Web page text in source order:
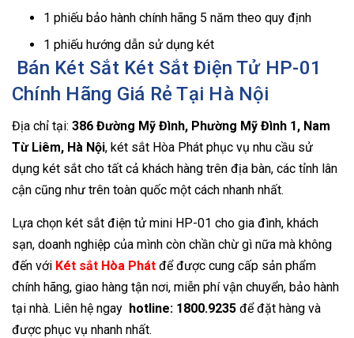
1 phiếu bảo hành chính hãng 5 năm theo quy định
1 phiếu hướng dẫn sử dụng két
Bán Két Sắt Két Sắt Điện Tử HP-01
Chính Hãng Giá Rẻ Tại Hà Nội
Địa chỉ tại: 386 Đường Mỹ Đình, Phường Mỹ Đình 1, Nam
Từ Liêm, Hà Nội, két sắt Hòa Phát phục vụ nhu cầu sử
dụng két sắt cho tất cả khách hàng trên địa bàn, các tỉnh lân
cận cũng như trên toàn quốc một cách nhanh nhất.
Lựa chọn két sắt điện tử mini HP-01 cho gia đình, khách
sạn, doanh nghiệp của mình còn chần chừ gì nữa mà không
đến với Két sắt Hòa Phát để được cung cấp sản phẩm
chính hãng, giao hàng tận nơi, miễn phí vận chuyển, bảo hành
tại nhà. Liên hệ ngay hotline: 1800.9235 để đặt hàng và
được phục vụ nhanh nhất.